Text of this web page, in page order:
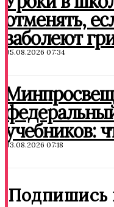
отменять,
заболеют
05.08.2026 07:34
учебников:
03.08.2026 07:18
Подпишись